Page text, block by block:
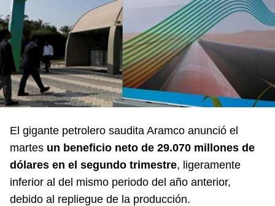
El gigante petrolero saudita Aramco anunció el
martes un beneficio neto de 29.070 millones de
dólares en el segundo trimestre, ligeramente
inferior al del mismo periodo del año anterior,
debido al repliegue de la producción.